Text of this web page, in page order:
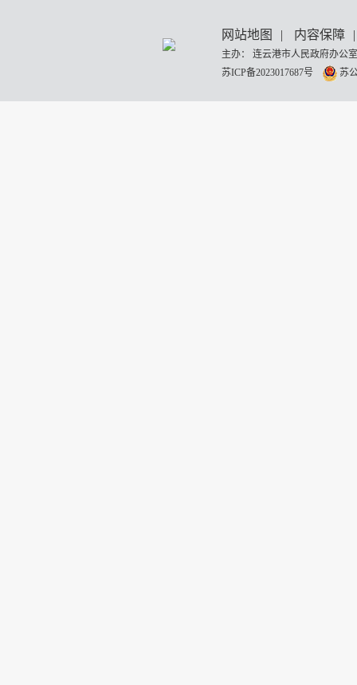
网站地图 | 内容保障 |
主办： 连云港市人民政府办
苏ICP备2023017687号
苏